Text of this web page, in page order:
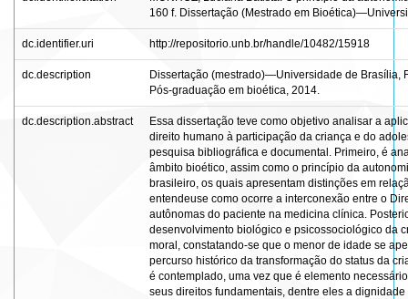
160 f. Dissertação (Mestrado em
dc.identifier.uri http://repositorio.unb.br/handle/10482/15918
dc.description
Dissertação (mestrado)—Universidade de Brasília,
Pós-graduação em bioética, 2014.
dc.description.abstract
Essa dissertação teve como objetivo analisar a
direito humano à participação da criança e do
pesquisa bibliográfica e documental. Primeiro, é
âmbito bioético, assim como o princípio da
brasileiro, os quais apresentam distinções em
entendeuse como ocorre a interconexão entre o
autônomas do paciente na medicina clínica.
desenvolvimento biológico e psicossociológico da
moral, constatando-se que o menor de idade se
percurso histórico da transformação do status da
é contemplado, uma vez que é elemento
seus direitos fundamentais, dentre eles a